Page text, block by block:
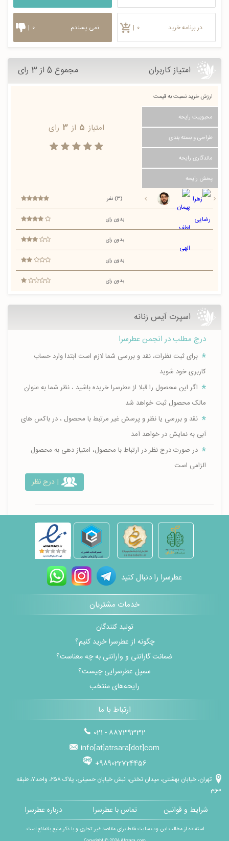
در برنامه خرید | ۰ نمی پسندم | ۰
امتیاز کاربران مجموع 5 از 3 رای
ارزش خرید نسبت به قیمت
محبوبیت رایحه
طراحی و بسته بندی
ماندگاری رایحه
پخش رایحه
امتیاز 5 از 3 رای
(3) نفر
بدون رای
بدون رای
بدون رای
بدون رای
اسپرت آيس زنانه
درج مطلب در انجمن عطرسرا
برای ثبت نظرات، نقد و بررسی شما لازم است ابتدا وارد حساب
کاربری خود شوید
اگر این محصول را قبلا از عطرسرا خریده باشید ، نظر شما به عنوان
مالک محصول ثبت خواهد شد
نقد و بررسی یا نظر و پرسش غیر مرتبط با محصول ، در باکس های
آبی به نمایش در خواهد آمد
در صورت درج نظر در ارتباط با محصول، امتیاز دهی به محصول
الزامی است
| درج نظر
عطرسرا را دنبال کنید
خدمات مشتریان
تولید کنندگان
چگونه از عطرسرا خرید کنیم؟
ضمانت گارانتی و وارانتی به چه معناست؟
سمپل عطرسرایی چیست؟
رایحه‌های منتخب
ارتباط با ما
021 - 88739332
info[at]atrsara[dot]com
+989022724456
تهران، خیابان بهشتی، میدان تختی، نبش خیابان حسینی، پلاک ۲۵۸، واحد۷، طبقه
سوم
شرایط و قوانین تماس با عطرسرا درباره عطرسرا
استفاده از مطالب این وب سایت فقط برای مقاصد غیر تجاری و با ذکر منبع بلامانع است.